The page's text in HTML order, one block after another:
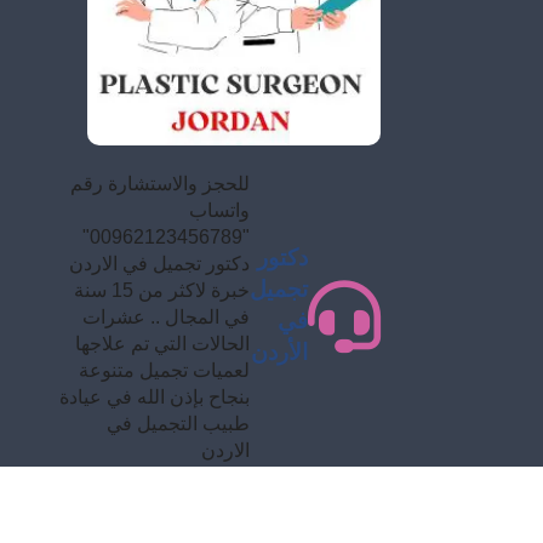
دكتور
تجميل
في
الأردن
للحجز والاستشارة رقم
واتساب
"00962123456789"
دكتور تجميل في الاردن
خبرة لاكثر من 15 سنة
في المجال .. عشرات
الحالات التي تم علاجها
لعميات تجميل متنوعة
بنجاح بإذن الله في عيادة
طبيب التجميل في
الاردن